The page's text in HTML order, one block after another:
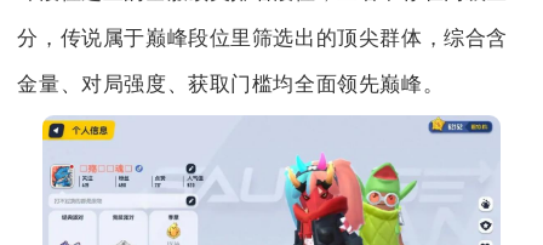
分，传说属于巅峰段位里筛选出的顶尖群体，综合含
金量、对局强度、获取门槛均全面领先巅峰。